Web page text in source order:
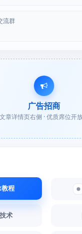
流群
广告招商
文章详情页右侧 · 优质席位开
程
术